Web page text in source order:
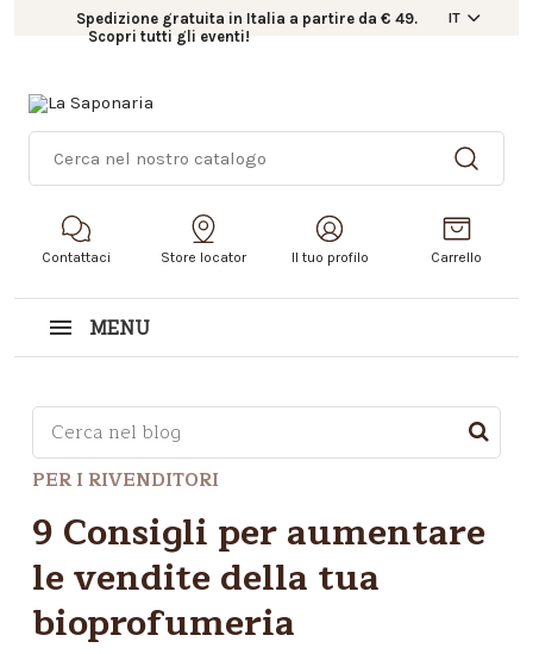
Spedizione gratuita in Italia a partire da € 49.
Scopri tutti gli eventi!
IT
Contattaci Store locator Il tuo profilo Carrello
MENU
Questo è un campo di ricerca con una funzionalità
Non sono presenti suggerimenti perché il campo di
PER I RIVENDITORI
9 Consigli per aumentare
le vendite della tua
bioprofumeria